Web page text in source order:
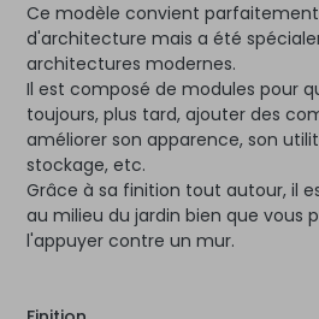
Ce modèle convient
d'architecture mais a été
architectures modernes.
Il est composé de modules pour
toujours, plus tard, ajouter des
améliorer son apparence, son
stockage, etc.
Grâce à sa finition tout autour, il
au milieu du jardin bien que vous
l'appuyer contre un mur.